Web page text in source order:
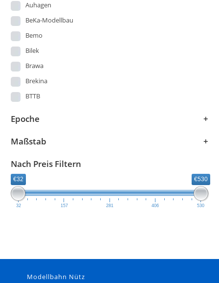
Zeuke
Lemke
Tamiya
US-Modelle
Wagen
Auhagen
BeKa-Modellbau
Bemo
Bilek
Brawa
Brekina
BTTB
Easy -Model
exact-train
Faller
Heller
Epoche
+
Maßstab
+
Nach Preis Filtern
€32 €530
32 157 281 406 530
Modellbahn Nütz